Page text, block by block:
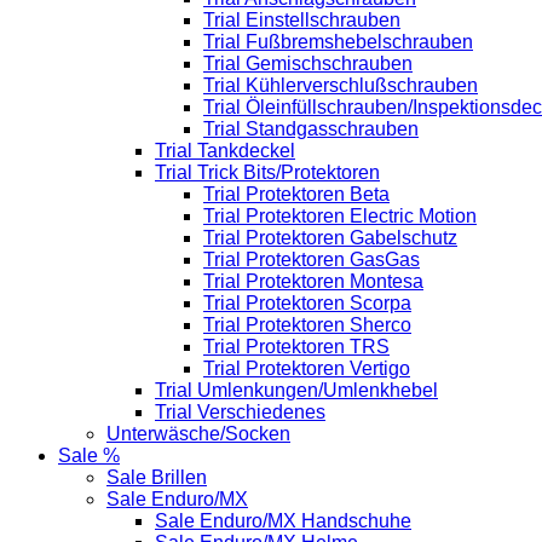
Trial Einstellschrauben
Trial Fußbremshebelschrauben
Trial Gemischschrauben
Trial Kühlerverschlußschrauben
Trial Öleinfüllschrauben/
Trial Standgasschrauben
Trial Tankdeckel
Trial Trick Bits/Protektoren
Trial Protektoren Beta
Trial Protektoren Electric Motion
Trial Protektoren Gabelschutz
Trial Protektoren GasGas
Trial Protektoren Montesa
Trial Protektoren Scorpa
Trial Protektoren Sherco
Trial Protektoren TRS
Trial Protektoren Vertigo
Trial Umlenkungen/Umlenkhebel
Trial Verschiedenes
Unterwäsche/Socken
Sale %
Sale Brillen
Sale Enduro/MX
Sale Enduro/MX Handschuhe